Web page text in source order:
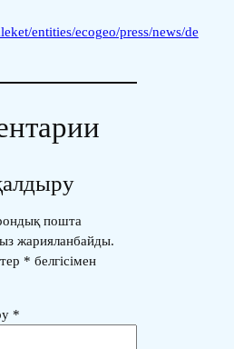
entities/ecogeo/press/news/de
пошта
жарияланбайды.
* белгісімен
*